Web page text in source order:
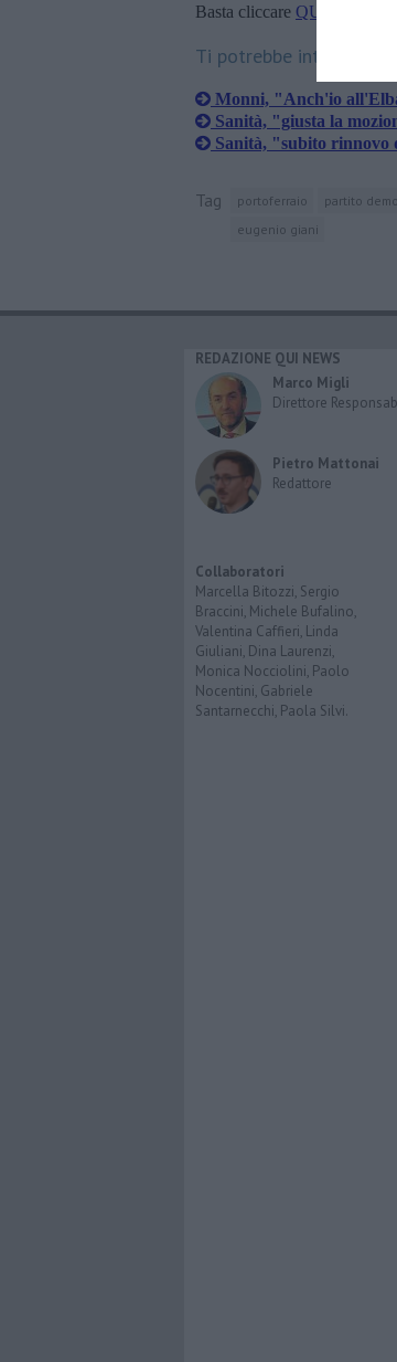
Basta cliccare QUI
Ti potrebbe interessare
Monni, "Anch'io
Sanità, "giusta la
Sanità, "subito
Tag portoferraio partito
eugenio giani
REDAZIONE QUI NEWS
Marco Migli
Direttore
Pietro Mattonai
Redattore
Collaboratori
Marcella Bitozzi, Sergio
Braccini, Michele Bufalino,
Valentina Caffieri, Linda
Giuliani, Dina Laurenzi,
Monica Nocciolini, Paolo
Nocentini, Gabriele
Santarnecchi, Paola Silvi.